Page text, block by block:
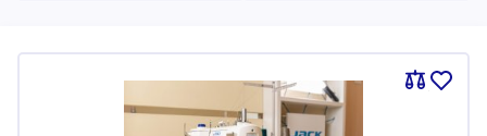
Порівняти
В